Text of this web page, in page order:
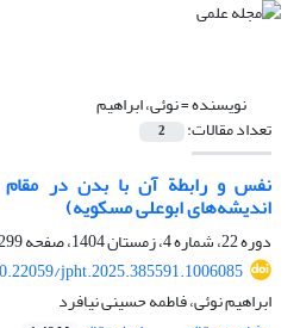
نویسنده =نوئی، ابراهیم
تعداد مقالات: 2
نفس و رابطة آن با بدن در مقام‏
اندیشه‌های ابوعلی مسکویه)
دوره 22، شماره 4، زمستان 1404، صفحه
314
jpht.2025.385591.1006085
ابراهیم نوئی، فاطمه حسینی نیافرد